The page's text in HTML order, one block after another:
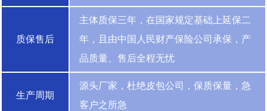
质保售后
主体质保三年，在国家规定基础上延保二
年，且由中国人民财产保险公司承保，产
品质量、售后全程无忧
生产周期
源头厂家，杜绝皮包公司，保质保量，急
客户之所急